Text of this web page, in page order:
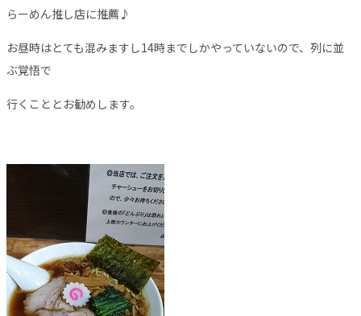
らーめん推し店に推薦♪
お昼時はとても混みますし14時までしかやっていないので、列に並
ぶ覚悟で
行くこととお勧めします。